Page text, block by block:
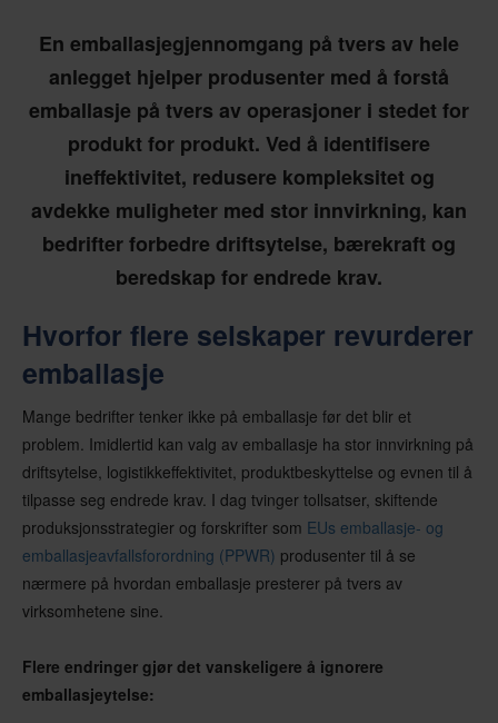
En emballasjegjennomgang på tvers av hele
anlegget hjelper produsenter med å forstå
emballasje på tvers av operasjoner i stedet for
produkt for produkt. Ved å identifisere
ineffektivitet, redusere kompleksitet og
avdekke muligheter med stor innvirkning, kan
bedrifter forbedre driftsytelse, bærekraft og
beredskap for endrede krav.
Hvorfor flere selskaper revurderer
emballasje
Mange bedrifter tenker ikke på emballasje før det blir et
problem. Imidlertid kan valg av emballasje ha stor innvirkning på
driftsytelse, logistikkeffektivitet, produktbeskyttelse og evnen til å
tilpasse seg endrede krav. I dag tvinger tollsatser, skiftende
produksjonsstrategier og forskrifter som EUs emballasje- og
emballasjeavfallsforordning (PPWR) produsenter til å se
nærmere på hvordan emballasje presterer på tvers av
virksomhetene sine.
Flere endringer gjør det vanskeligere å ignorere
emballasjeytelse: